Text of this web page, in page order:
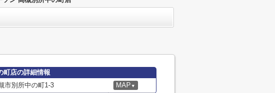
町店の詳細情報
市別所中の町1-3 MAP ▼